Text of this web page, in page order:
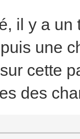
il y a
une
cette
des